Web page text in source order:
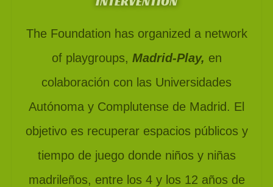
The Foundation has organized a network
of playgroups, Madrid-Play, en
colaboración con las Universidades
Autónoma y Complutense de Madrid. El
objetivo es recuperar espacios públicos y
tiempo de juego donde niños y niñas
madrileños, entre los 4 y los 12 años de